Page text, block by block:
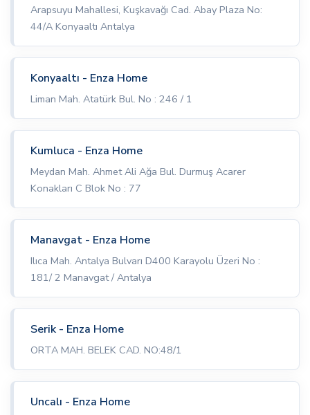
Arapsuyu Mahallesi, Kuşkavağı Cad. Abay Plaza No:
44/A Konyaaltı Antalya
Konyaaltı - Enza Home
Liman Mah. Atatürk Bul. No : 246 / 1
Kumluca - Enza Home
Meydan Mah. Ahmet Ali Ağa Bul. Durmuş Acarer
Konakları C Blok No : 77
Manavgat - Enza Home
Ilıca Mah. Antalya Bulvarı D400 Karayolu Üzeri No :
181/ 2 Manavgat / Antalya
Serik - Enza Home
ORTA MAH. BELEK CAD. NO:48/1
Uncalı - Enza Home